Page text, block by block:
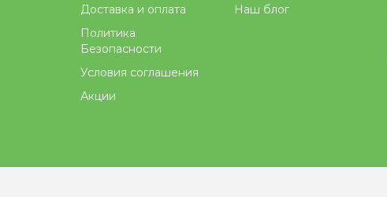
Доставка и оплата
Политика
Безопасности
Условия соглашения
Акции
Наш блог